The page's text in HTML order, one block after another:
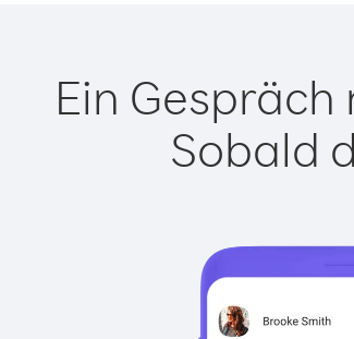
Ein
Sobald